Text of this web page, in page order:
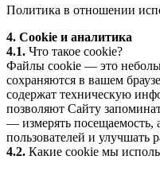
Политика в отношении
4. Cookie и аналитика
4.1. Что такое cookie?
Файлы cookie — это
сохраняются в вашем
содержат техническую
позволяют Сайту
— измерять посещаемость,
пользователей и улучшать
4.2. Какие cookie мы